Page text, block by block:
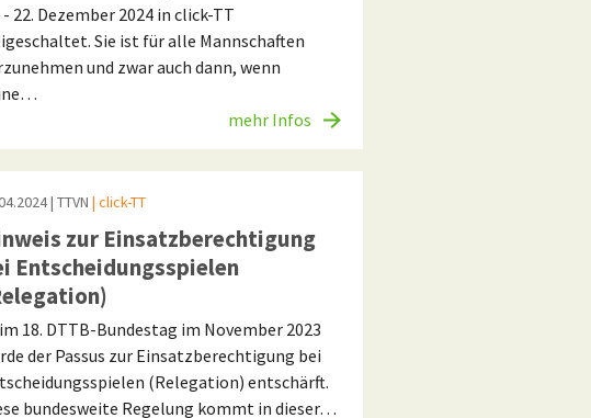
- 22. Dezember 2024 in click-TT
Sie ist für alle Mannschaften
und zwar auch dann, wenn
mehr Infos
| TTVN | click-TT
zur Einsatzberechtigung
Entscheidungsspielen
18. DTTB-Bundestag im November 2023
der Passus zur Einsatzberechtigung bei
(Relegation) entschärft.
bundesweite Regelung kommt in dieser…